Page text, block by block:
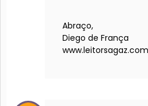
Abraço,
Diego de França